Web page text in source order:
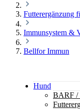
Futterergänzung
Immunsystem &
Bellfor Immun
Hund
BARF /